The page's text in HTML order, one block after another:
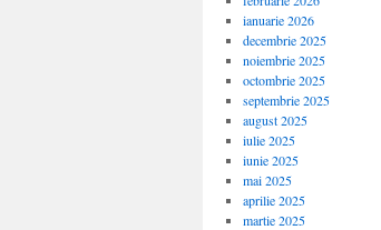
ianuarie 2026
decembrie 2025
noiembrie 2025
octombrie 2025
septembrie 2025
august 2025
iulie 2025
iunie 2025
mai 2025
aprilie 2025
martie 2025